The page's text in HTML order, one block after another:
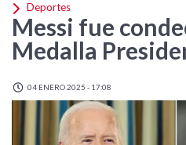
Deportes
Messi fue
Medalla
04 ENERO 2025 - 17:08